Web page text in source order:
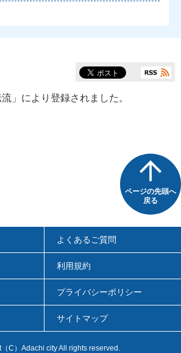
流 」により登録されました。
ページの先頭へ
戻る
よくあるご質問
利用規約
プライバシーポリシー
サイトマップ
C）Adachi city All rights reserved.